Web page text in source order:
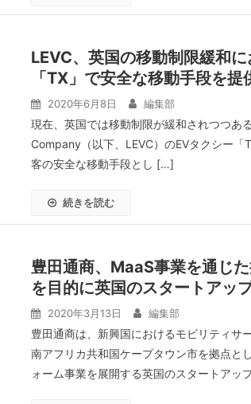
LEVC、英国の移動制限緩和
「TX」で安全な移動手段を提
2020年6月8日 編集部
現在、英国では移動制限が緩和されつつあ
Company（以下、LEVC）のEVタクシー
客の安全な移動手段とし […]
続きを読む
豊田通商、MaaS事業を通じ
を目的に英国のスタートアッ
2020年3月13日 編集部
豊田通商は、新興国におけるモビリティサ
南アフリカ共和国ケープタウン市を拠点と
ォーム事業を展開する英国のスタートアッ